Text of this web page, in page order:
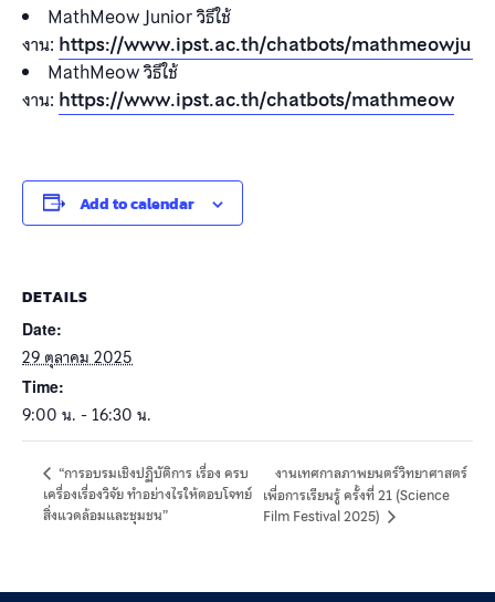
MathMeow Junior วิธีใช้
งาน: https://www.ipst.ac.th/chatbots/
MathMeow วิธีใช้
งาน: https://www.ipst.ac.th/chatbots/mathmeow
Add to calendar
DETAILS
Date:
29 ตุลาคม 2025
Time:
9:00 น. - 16:30 น.
“การอบรมเชิงปฏิบัติการ เรื่อง ครบ
เครื่องเรื่องวิจัย ทำอย่างไรให้ตอบโจทย์
สิ่งแวดล้อมและชุมชน”
งานเทศกาลภาพยนตร์วิทยาศาสตร์
เพื่อการเรียนรู้ ครั้งที่ 21 (Science
Film Festival 2025)